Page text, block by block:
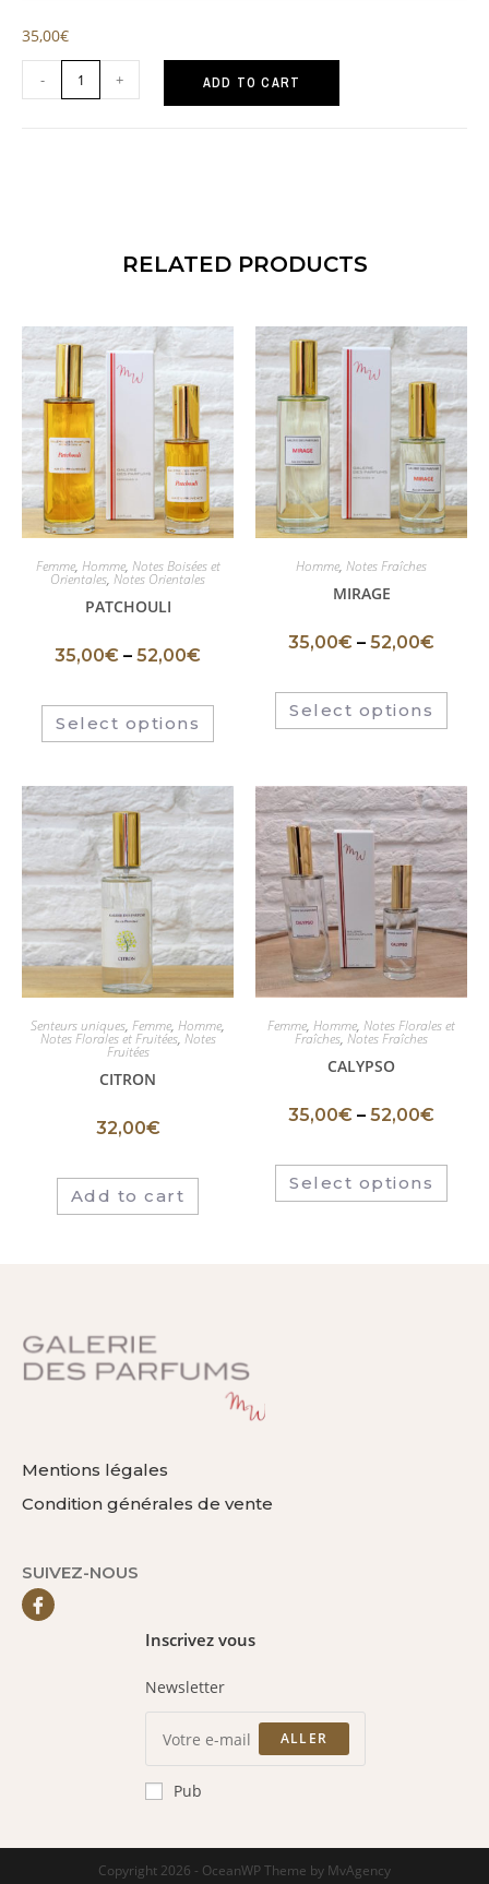
35,00€
- + ADD TO CART
RELATED PRODUCTS
Femme, Homme, Notes Boisées et
Orientales, Notes Orientales
PATCHOULI
35,00€ – 52,00€
Select options
Homme, Notes Fraîches
MIRAGE
35,00€ – 52,00€
Select options
Senteurs uniques, Femme, Homme,
Notes Florales et Fruitées, Notes
Fruitées
CITRON
32,00€
Add to cart
Femme, Homme, Notes Florales et
Fraîches, Notes Fraîches
CALYPSO
35,00€ – 52,00€
Select options
Mentions légales
Condition générales de vente
SUIVEZ-NOUS
Inscrivez vous
Newsletter
ALLER
Pub
Copyright 2026 - OceanWP Theme by MvAgency